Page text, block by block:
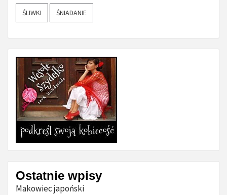
ŚLIWKI ŚNIADANIE
Ostatnie wpisy
Makowiec japoński